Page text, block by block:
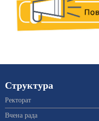
Структура
Ректорат
Вчена рада